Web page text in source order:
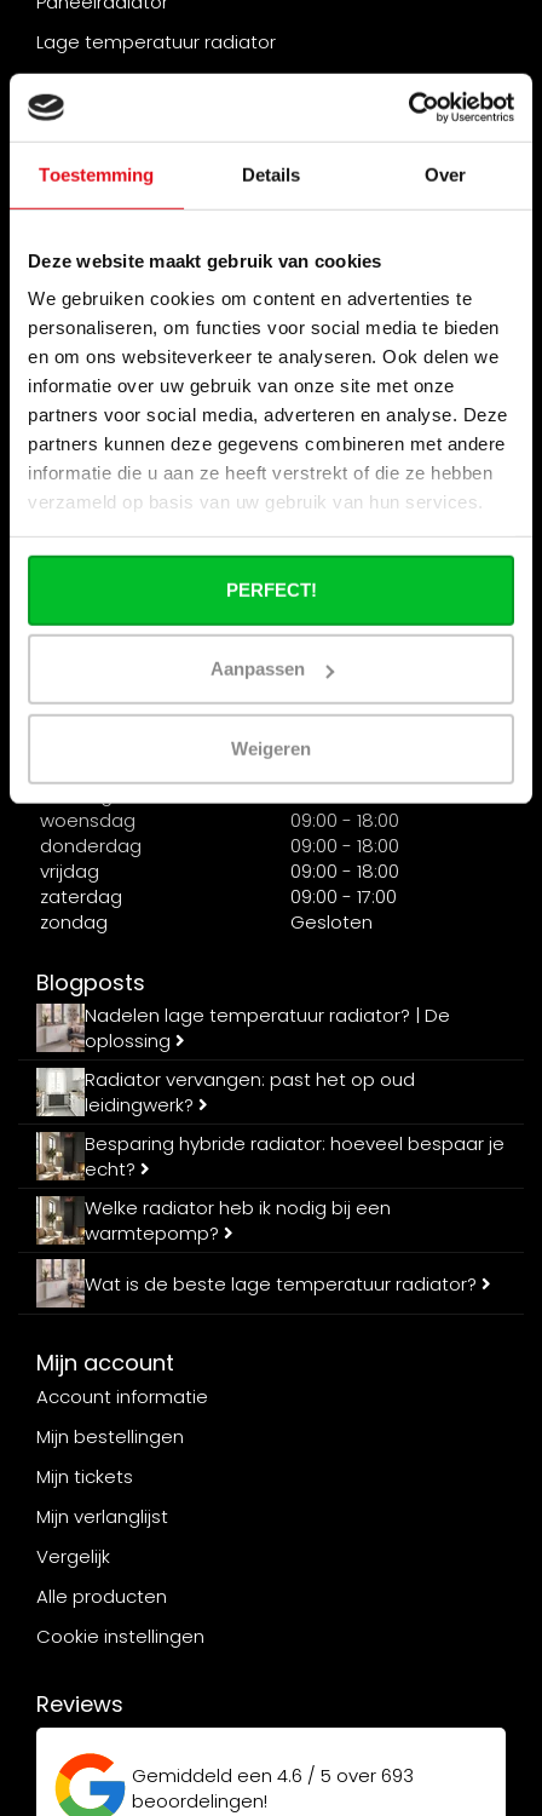
Toestemming Details Over
Deze website maakt gebruik van cookies
We gebruiken cookies om content en advertenties te
personaliseren, om functies voor social media te bieden
en om ons websiteverkeer te analyseren. Ook delen we
informatie over uw gebruik van onze site met onze
partners voor social media, adverteren en analyse. Deze
partners kunnen deze gegevens combineren met andere
informatie die u aan ze heeft verstrekt of die ze hebben
verzameld op basis van uw gebruik van hun services.
PERFECT!
Aanpassen
Weigeren
Lage temperatuur radiator
Hybride radiator
Verticale radiator
Convector radiator
Infrarood verwarming
Handige tools
Hulp bij keuze radiator
Benodigde capaciteit berekenen
Radiator laten plaatsen?
Radiator vervangen
Showroom Openingstijden
maandag
Gesloten
dinsdag
09:00-18:00
woensdag
09:00-18:00
09:00-18:00
vrijdag
09:00-18:00
zaterdag
09:00-17:00
12:00-17:00
Afhaalmagazijn Openingstijden
woensdag
09:00 - 18:00
donderdag
09:00 - 18:00
vrijdag
09:00 - 18:00
zaterdag
09:00 - 17:00
zondag
Gesloten
Blogposts
Nadelen lage temperatuur radiator? | De
oplossing
Radiator vervangen: past het op oud
leidingwerk?
Besparing hybride radiator: hoeveel bespaar je
echt?
Welke radiator heb ik nodig bij een
warmtepomp?
Wat is de beste lage temperatuur radiator?
Mijn account
Account informatie
Mijn bestellingen
Mijn tickets
Mijn verlanglijst
Vergelijk
Alle producten
Cookie instellingen
Reviews
Gemiddeld een 4.6 / 5 over693
beoordelingen!